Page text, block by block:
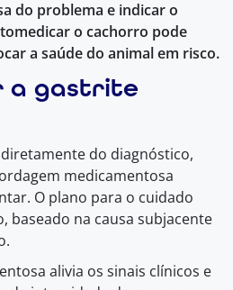
do problema e indicar o
o cachorro pode
a saúde do animal em risco.
a gastrite
do diagnóstico,
medicamentosa
O plano para o cuidado
baseado na causa subjacente
alivia os sinais clínicos e